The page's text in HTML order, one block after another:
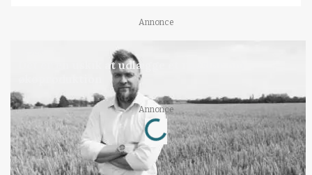
Annonce
Det er en uskik at udlægge et røgslør om
Annonce
Loading...